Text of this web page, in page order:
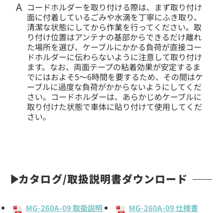
コードホルダーを取り付ける際は、まず取り付け
面に付着しているごみや水滴を丁寧にふき取り、
清潔な状態にしてから作業を行ってください。取
り付け位置はアンテナの基部からできるだけ離れ
た場所を選び、ケーブルにかかる負荷が直接コー
ドホルダーに伝わらないように注意して取り付け
ます。なお、両面テープの粘着効果が安定するま
でにはおよそ5〜6時間を要するため、その間はケ
ーブルに過度な負荷がかからないようにしてくだ
さい。コードホルダーは、あらかじめケーブルに
取り付けた状態で車体に貼り付けて使用してくだ
さい。
カタログ/取扱説明書ダウンロード
MG-260A-09 取扱説明
MG-260A-09 仕様書